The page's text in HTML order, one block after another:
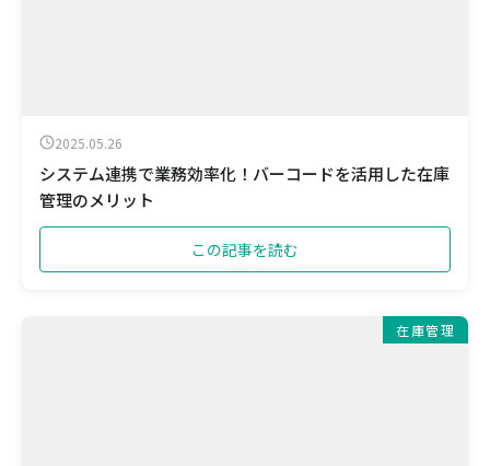
2025.05.26
システム連携で業務効率化！バーコードを活用した在庫
管理のメリット
この記事を読む
在庫管理